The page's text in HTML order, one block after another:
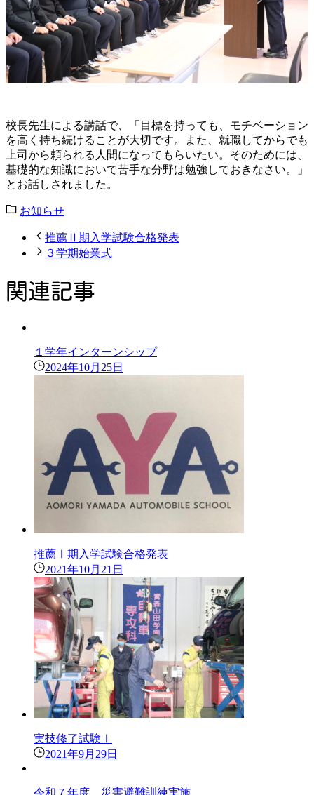
校長先生による講話で、「目標を持っても、モチベーション
を高く持ち続けることが大切です。また、就職してからでも
上司から頼られる人間になってもらいたい。そのためには、
基礎的な知識において苦手な分野は勉強しておきなさい。」
とお話しされました。
お知らせ
推薦Ⅱ期入学試験合格発表
３学期始業式
関連記事
１学年インターンシップ
2024年10月25日
推薦Ⅰ期入学試験合格発表
2021年10月21日
実技修了試験Ⅰ
2021年9月29日
令和７年度 災害避難訓練実施